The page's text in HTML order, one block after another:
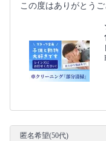
この度はありがとうご
匿名希望(50代)